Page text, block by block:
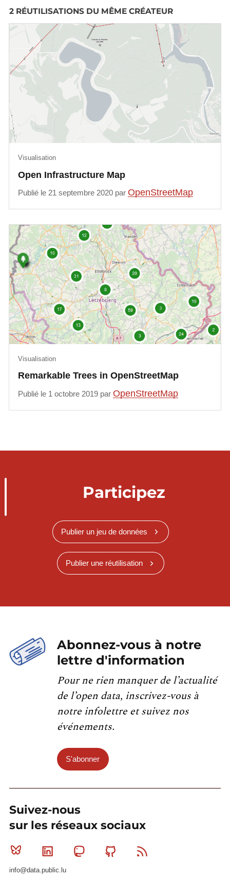
2 RÉUTILISATIONS DU MÊME CRÉATEUR
Open Infrastructure Map
Visualisation
Publié le 21 septembre 2020 parOpenStreetMap
Remarkable Trees in OpenStreetMap
Visualisation
Publié le 1 octobre 2019 parOpenStreetMap
Participez
Publier un jeu de données
Publier une réutilisation
Abonnez-vous à notre
lettre d'information
Pour ne rien manquer de l’actualité
de l’open data, inscrivez-vous à
notre infolettre et suivez nos
événements.
S'abonner
Suivez-nous
sur les réseaux sociaux
Bluesky Linkedin MastodonGithub
info@data.public.lu